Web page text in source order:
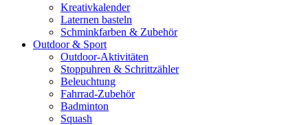
Kreativkalender
Laternen basteln
Schminkfarben & Zubehör
Outdoor & Sport
Outdoor-Aktivitäten
Stoppuhren & Schrittzähler
Beleuchtung
Fahrrad-Zubehör
Badminton
Squash